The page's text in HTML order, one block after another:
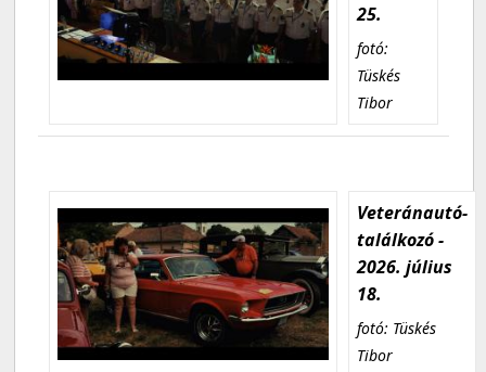
25.
fotó:
Tüskés
Tibor
Veteránautó-
találkozó -
2026. július
18.
fotó: Tüskés
Tibor